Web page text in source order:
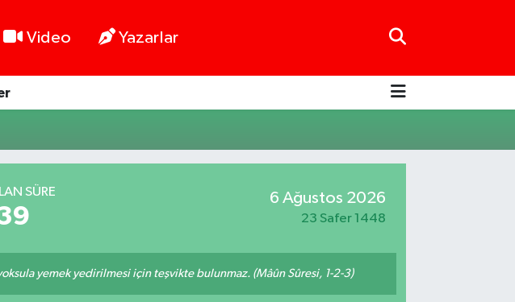
Video Yazarlar
SÜRE 6 Ağustos 2026
23 Safer 1448
yemek yedirilmesi için teşvikte bulunmaz. (Mâûn Sûresi, 1-2-3)